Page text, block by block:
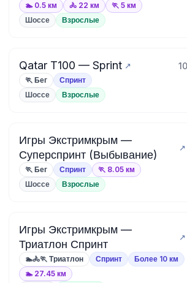
🏊 0.5 км
🚴 22 км 🏃 5 км
Шоссе Взрослые
Qatar T100 — Sprint
🏃 Бег Спринт
Шоссе Взрослые
Игры Экстримкрым —
Суперспринт (Выбывание)
🏃 Бег Спринт 🏃 8.05 км
Шоссе Взрослые
Игры Экстримкрым —
Триатлон Спринт
🏊🚴🏃 Триатлон Спринт
Более 10 км
🏊 27.45 км